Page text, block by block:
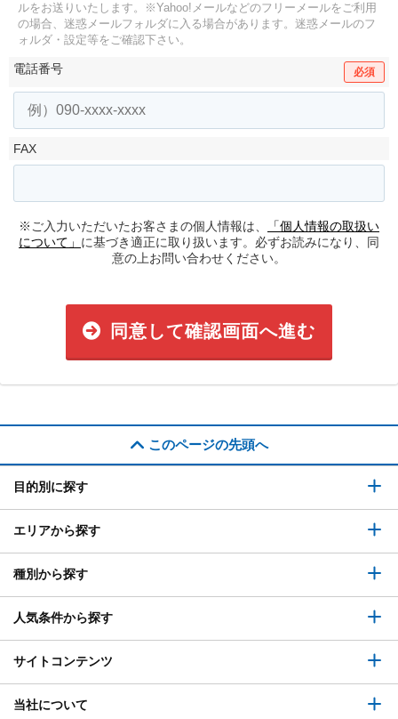
ルをお送りいたします。
※Yahoo!メールなどのフリーメールをご利用
の場合、迷惑メールフォルダに入る場合があります。 迷惑メールのフ
ォルダ・設定等をご確認下さい。
電話番号 必須
FAX
※ご入力いただいたお客さまの個人情報は、
「個人情報の取扱い
について」 に基づき適正に取り扱います。必ずお読みになり、同
意の上お問い合わせください。
同意して確認画面へ進む
このページの先頭へ
目的別に探す
エリアから探す
種別から探す
人気条件から探す
サイトコンテンツ
当社について